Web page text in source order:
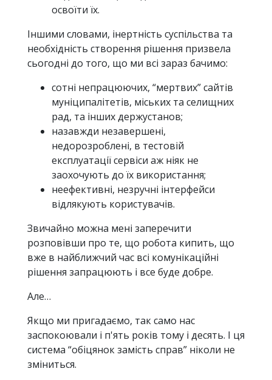
освоїти їх.
Іншими словами, інертність суспільства та
необхідність створення рішення призвела
сьогодні до того, що ми всі зараз бачимо:
сотні непрацюючих, “мертвих” сайтів
муніципалітетів, міських та селищних
рад, та інших держустанов;
назавжди незавершені,
недорозроблені, в тестовій
експлуатації сервіси аж ніяк не
заохочують до їх використання;
неефективні, незручні інтерфейси
відлякують користувачів.
Звичайно можна мені заперечити
розповівши про те, що робота кипить, що
вже в найближчий час всі комунікаційні
рішення запрацюють і все буде добре.
Але…
Якщо ми пригадаємо, так само нас
заспокоювали і п'ять років тому і десять. І ця
система “обіцянок замість справ” ніколи не
зміниться.